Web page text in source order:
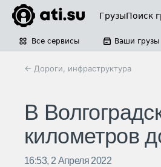
ГрузыПоиск
Все сервисы Ваши грузы
← Дороги, инфраструктура
В
километров
16:53, 2 Апреля 2022